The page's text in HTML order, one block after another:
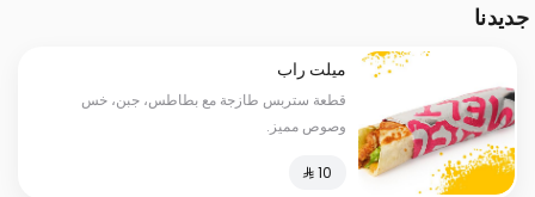
جديدنا
ميلت راب
قطعة ستربس طازجة مع بطاطس، جبن، خس
وصوص مميز.